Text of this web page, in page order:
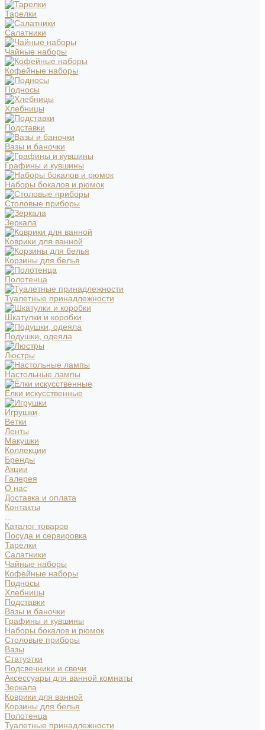
Тарелки
Салатники
Чайные наборы
Кофейные наборы
Подносы
Хлебницы
Подставки
Вазы и баночки
Графины и кувшины
Наборы бокалов и рюмок
Столовые приборы
Зеркала
Коврики для ванной
Корзины для белья
Полотенца
Туалетные принадлежности
Шкатулки и коробки
Подушки, одеяла
Люстры
Настольные лампы
Ёлки искусственные
Игрушки
Ветки
Ленты
Макушки
Коллекции
Бренды
Акции
Галерея
О нас
Доставка и оплата
Контакты
Каталог товаров
Посуда и сервировка
Тарелки
Салатники
Чайные наборы
Кофейные наборы
Подносы
Хлебницы
Подставки
Вазы и баночки
Графины и кувшины
Наборы бокалов и рюмок
Столовые приборы
Вазы
Статуэтки
Подсвечники и свечи
Аксессуары для ванной комнаты
Зеркала
Коврики для ванной
Корзины для белья
Полотенца
Туалетные принадлежности